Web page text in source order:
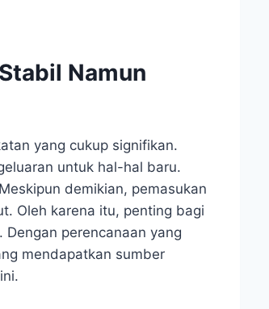
Namun
yang cukup signifikan.
untuk hal-hal baru.
demikian, pemasukan
Oleh karena itu, penting bagi
perencanaan yang
mendapatkan sumber